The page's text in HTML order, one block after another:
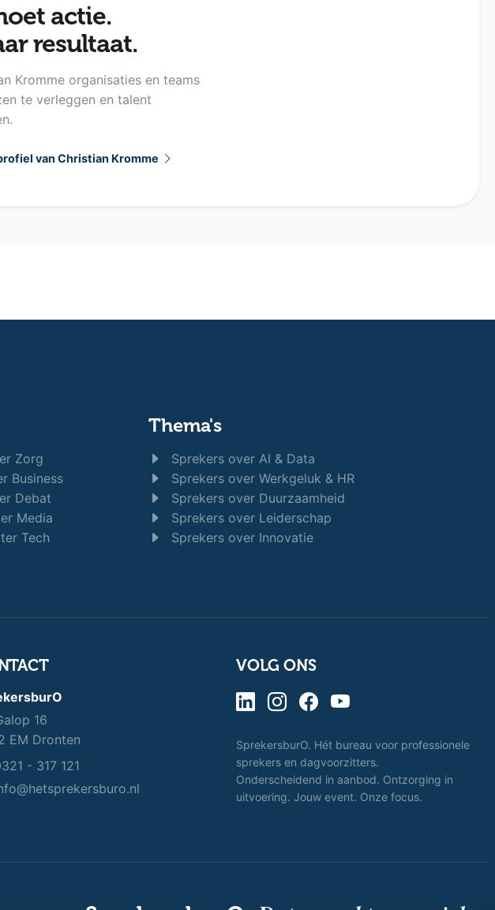
actie.
resultaat.
Kromme organisaties en teams
te verleggen en talent
van Christian Kromme
Zorg
Business
Debat
Media
Tech
Thema's
Sprekers over AI & Data
Sprekers over Werkgeluk & HR
Sprekers over Duurzaamheid
Sprekers over Leiderschap
Sprekers over Innovatie
16
EM Dronten
- 317 121
VOLG ONS
SprekersburO. Hét bureau voor professionele
sprekers en dagvoorzitters.
Onderscheidend in aanbod. Ontzorging in
uitvoering. Jouw event. Onze focus.